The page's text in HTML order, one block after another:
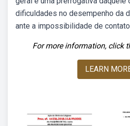
dificuldades no desempenho da
ante a impossibilidade de
For more information, click
LEARN